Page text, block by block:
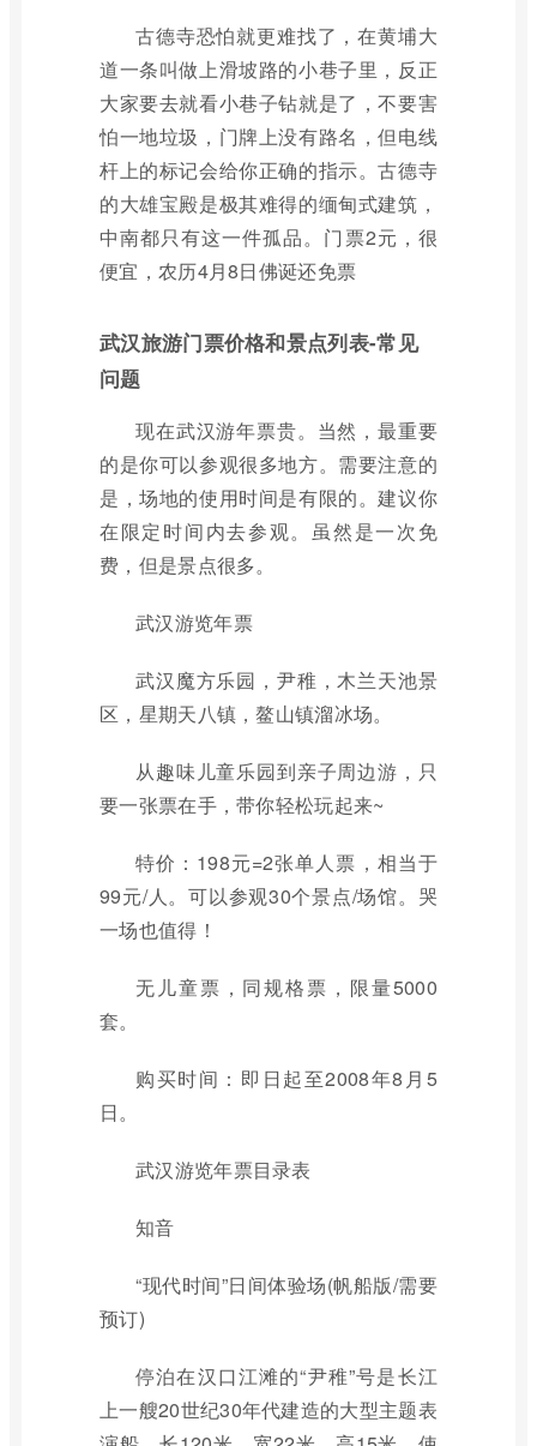
古德寺恐怕就更难找了，在黄埔大
道一条叫做上滑坡路的小巷子里，反正
大家要去就看小巷子钻就是了，不要害
怕一地垃圾，门牌上没有路名，但电线
杆上的标记会给你正确的指示。古德寺
的大雄宝殿是极其难得的缅甸式建筑，
中南都只有这一件孤品。门票2元，很
便宜，农历4月8日佛诞还免票
武汉旅游门票价格和景点列表-常见
问题
现在武汉游年票贵。当然，最重要
的是你可以参观很多地方。需要注意的
是，场地的使用时间是有限的。建议你
在限定时间内去参观。虽然是一次免
费，但是景点很多。
武汉游览年票
武汉魔方乐园，尹稚，木兰天池景
区，星期天八镇，鳌山镇溜冰场。
从趣味儿童乐园到亲子周边游，只
要一张票在手，带你轻松玩起来~
特价：198元=2张单人票，相当于
99元/人。可以参观30个景点/场馆。哭
一场也值得！
无儿童票，同规格票，限量5000
套。
购买时间：即日起至2008年8月5
日。
武汉游览年票目录表
知音
“现代时间”日间体验场(帆船版/需要
预订)
停泊在汉口江滩的“尹稚”号是长江
上一艘20世纪30年代建造的大型主题表